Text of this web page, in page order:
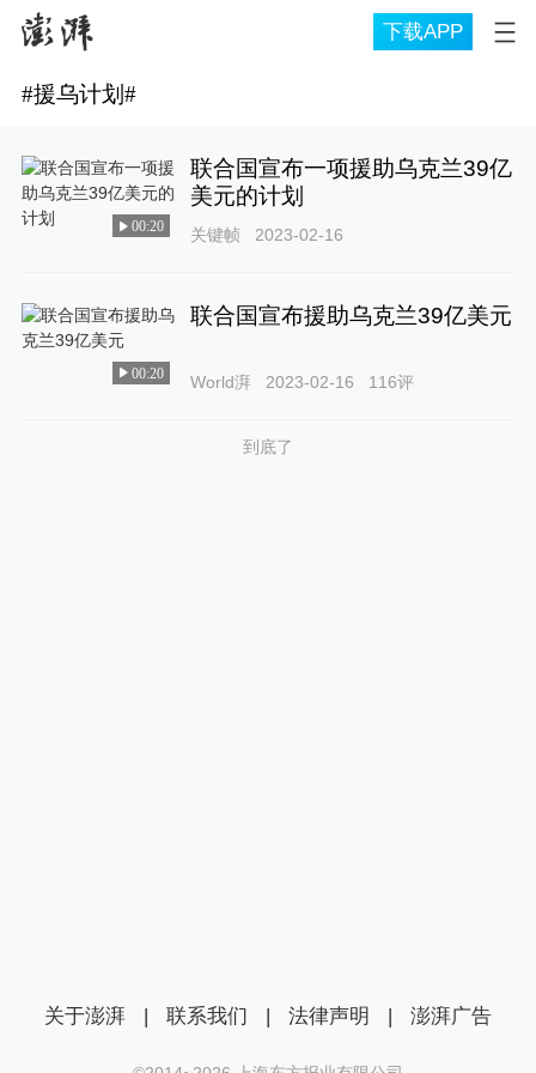
下载APP
#援乌计划#
00:20
联合国宣布一项援助乌克兰39亿
美元的计划
关键帧 2023-02-16
00:20
联合国宣布援助乌克兰39亿美元
World湃 2023-02-16 116评
到底了
关于澎湃 | 联系我们 | 法律声明 | 澎湃广告